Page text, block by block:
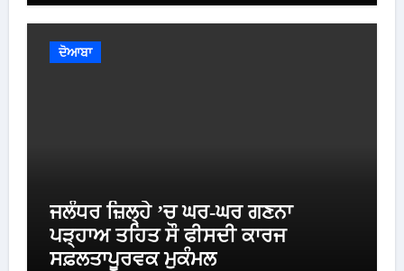
ਦੋਆਬਾ
ਜਲੰਧਰ ਜ਼ਿਲ੍ਹੇ ’ਚ ਘਰ-ਘਰ ਗਣਨਾ
ਪੜ੍ਹਾਅ ਤਹਿਤ ਸੌ ਫੀਸਦੀ ਕਾਰਜ
ਸਫ਼ਲਤਾਪੂਰਵਕ ਮੁਕੰਮਲ